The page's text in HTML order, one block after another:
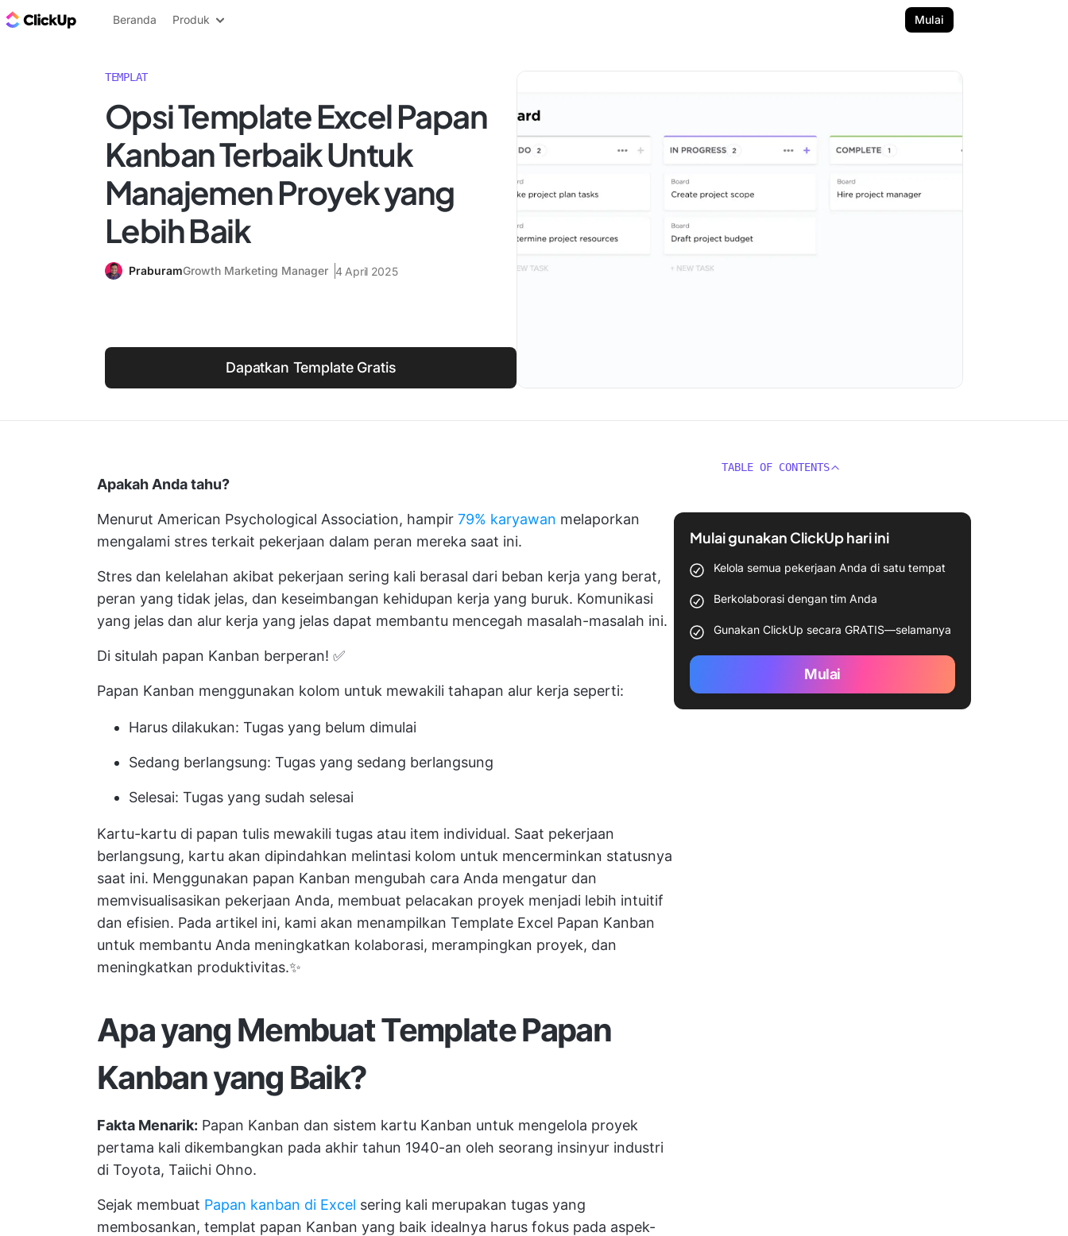
Blog ClickUp
Beranda Produk Mulai
TEMPLAT
Opsi Template Excel Papan
Kanban Terbaik Untuk
Manajemen Proyek yang
Lebih Baik
PraburamGrowth Marketing Manager 4 April 2025
Dapatkan Template Gratis
Apakah Anda tahu?
Menurut American Psychological Association, hampir 79% karyawan melaporkan
mengalami stres terkait pekerjaan dalam peran mereka saat ini.
Stres dan kelelahan akibat pekerjaan sering kali berasal dari beban kerja yang berat,
peran yang tidak jelas, dan keseimbangan kehidupan kerja yang buruk. Komunikasi
yang jelas dan alur kerja yang jelas dapat membantu mencegah masalah-masalah ini.
Di situlah papan Kanban berperan! ✅
Papan Kanban menggunakan kolom untuk mewakili tahapan alur kerja seperti:
Harus dilakukan: Tugas yang belum dimulai
Sedang berlangsung: Tugas yang sedang berlangsung
Selesai: Tugas yang sudah selesai
Kartu-kartu di papan tulis mewakili tugas atau item individual. Saat pekerjaan
berlangsung, kartu akan dipindahkan melintasi kolom untuk mencerminkan statusnya
saat ini. Menggunakan papan Kanban mengubah cara Anda mengatur dan
memvisualisasikan pekerjaan Anda, membuat pelacakan proyek menjadi lebih intuitif
dan efisien. Pada artikel ini, kami akan menampilkan Template Excel Papan Kanban
untuk membantu Anda meningkatkan kolaborasi, merampingkan proyek, dan
meningkatkan produktivitas.✨
Apa yang Membuat Template Papan
Kanban yang Baik?
Fakta Menarik: Papan Kanban dan sistem kartu Kanban untuk mengelola proyek
pertama kali dikembangkan pada akhir tahun 1940-an oleh seorang insinyur industri
di Toyota, Taiichi Ohno.
Sejak membuat Papan kanban di Excel sering kali merupakan tugas yang
membosankan, templat papan Kanban yang baik idealnya harus fokus pada aspek-
TABLE OF CONTENTS
Mulai gunakan ClickUp hari ini
Kelola semua pekerjaan Anda di satu tempat
Berkolaborasi dengan tim Anda
Gunakan ClickUp secara GRATIS—selamanya
Mulai